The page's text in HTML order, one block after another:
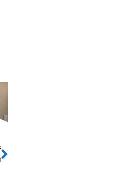
Next